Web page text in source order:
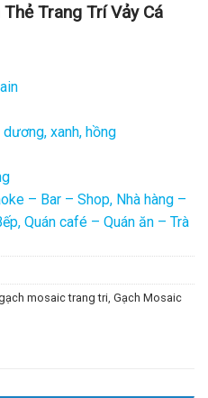
Thẻ Trang Trí Vảy Cá
xanh, hồng
– Bar – Shop, Nhà hàng –
Quán café – Quán ăn – Trà
mosaic trang tri, Gạch Mosaic